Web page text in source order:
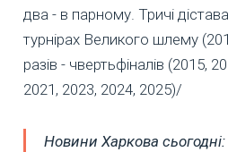
два - в парному. Тричі
турнірах Великого шлему
разів - чвертьфіналів (2015,
2021, 2023, 2024, 2025)/
Новини Харкова сьогодні: